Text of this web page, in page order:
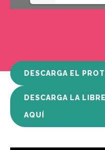
DESCARGA EL
DESCARGA LA
AQUÍ